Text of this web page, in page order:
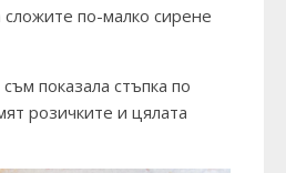
по-малко сирене
показала стъпка по
розичките и цялата